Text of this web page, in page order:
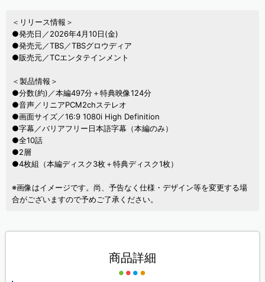
＜リリース情報＞
●発売日／2026年4月10日(金)
●発売元／TBS／TBSグロウディア
●販売元／TCエンタテインメント
＜製品情報＞
●分数(約)／本編497分＋特典映像124分
●音声／リニアPCM2chステレオ
●画面サイズ／16:9 1080i High Definition
●字幕／バリアフリー日本語字幕（本編のみ）
●全10話
●2層
●4枚組（本編ディスク3枚＋特典ディスク1枚）
※画像はイメージです。尚、予告なく仕様・デザイン等を変更する場
合がございますので予めご了承ください。
商品詳細